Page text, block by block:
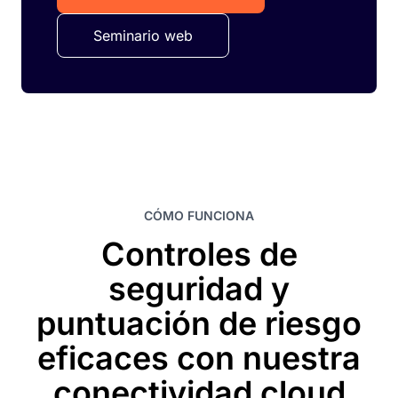
Seminario web
CÓMO FUNCIONA
Controles de
seguridad y
puntuación de riesgo
eficaces con nuestra